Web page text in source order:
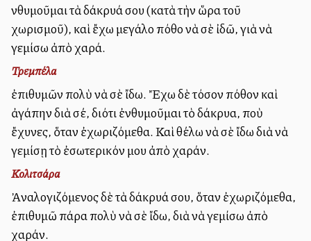
Ἐνθυμοῦμαι τὰ δάκρυά σου (κατὰ τὴν ὥρα τοῦ
χωρισμοῦ), καὶ ἔχω μεγάλο πόθο νὰ σὲ ἰδῶ, γιὰ νὰ
γεμίσω ἀπὸ χαρά.
Τρεμπέλα
ἐπιθυμῶν πολὺ νὰ σὲ ἴδω. Ἔχω δὲ τόσον πόθον καὶ
ἀγάπην διὰ σέ, διότι ἐνθυμοῦμαι τὸ δάκρυα, ποὺ
ἔχυνες, ὅταν ἐχωριζόμεθα. Καὶ θέλω νὰ σὲ ἴδω διὰ νὰ
γεμίσῃ τὸ ἐσωτερικόν μου ἀπὸ χαράν.
Κολιτσάρα
Ἀναλογιζόμενος δὲ τὰ δάκρυά σου, ὅταν ἐχωριζόμεθα,
ἐπιθυμῶ πάρα πολὺ νὰ σὲ ἴδω, διὰ νὰ γεμίσω ἀπὸ
χαράν.